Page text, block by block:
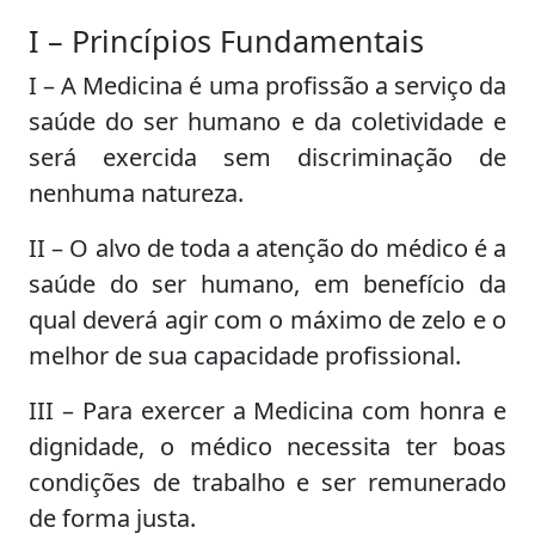
I – Princípios Fundamentais
I – A Medicina é uma profissão a serviço da
saúde do ser humano e da coletividade e
será exercida sem discriminação de
nenhuma natureza.
II – O alvo de toda a atenção do médico é a
saúde do ser humano, em benefício da
qual deverá agir com o máximo de zelo e o
melhor de sua capacidade profissional.
III – Para exercer a Medicina com honra e
dignidade, o médico necessita ter boas
condições de trabalho e ser remunerado
de forma justa.